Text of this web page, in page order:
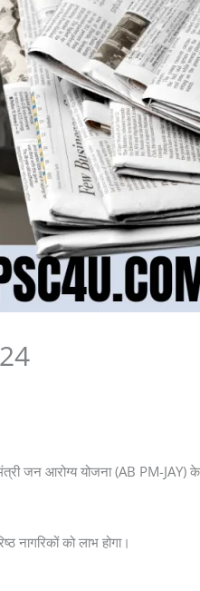
जन आरोग्य योजना (AB PM-
नागरिकों को लाभ होगा।